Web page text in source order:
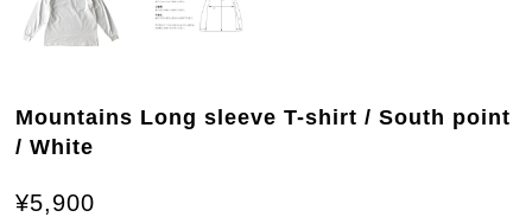
Mountains Long sleeve T-shirt / South point
/ White
¥5,900